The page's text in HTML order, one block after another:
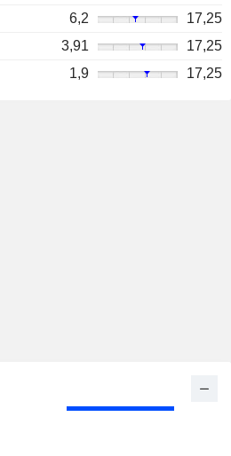
6,2
17,25
3,91
17,25
1,9 17,25